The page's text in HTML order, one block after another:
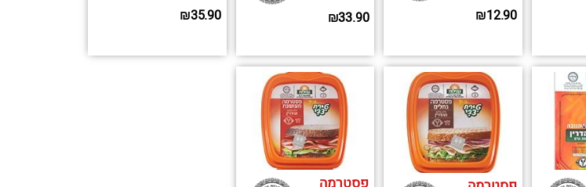
₪12.90
₪33.90
₪35.90